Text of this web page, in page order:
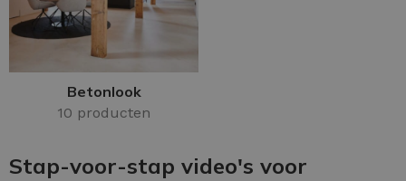
Betonlook
10 producten
Stap-voor-stap video's voor